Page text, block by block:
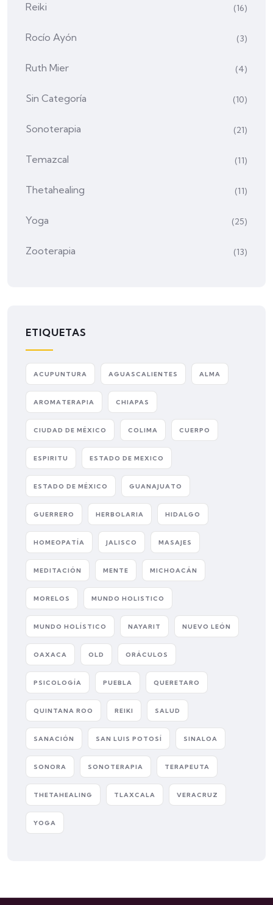
Reiki (16)
Rocío Ayón (3)
Ruth Mier (4)
Sin Categoría (10)
Sonoterapia (21)
Temazcal (11)
Thetahealing (11)
Yoga (25)
Zooterapia (13)
ETIQUETAS
ACUPUNTURA AGUASCALIENTES ALMA
AROMATERAPIA CHIAPAS
CIUDAD DE MÉXICO COLIMA CUERPO
ESPIRITU ESTADO DE MEXICO
ESTADO DE MÉXICO GUANAJUATO
GUERRERO HERBOLARIA HIDALGO
HOMEOPATÍA JALISCO MASAJES
MEDITACIÓN MENTE MICHOACÁN
MORELOS MUNDO HOLISTICO
MUNDO HOLÍSTICO NAYARIT NUEVO LEÓN
OAXACA OLD ORÁCULOS
PSICOLOGÍA PUEBLA QUERETARO
QUINTANA ROO REIKI SALUD
SANACIÓN SAN LUIS POTOSÍ SINALOA
SONORA SONOTERAPIA TERAPEUTA
THETAHEALING TLAXCALA VERACRUZ
YOGA